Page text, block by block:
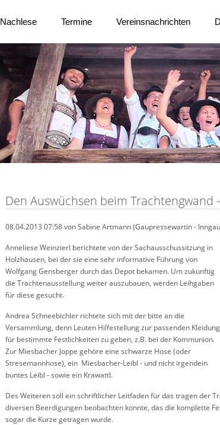
Nachlese Termine Vereinsnachrichten
Den Auswüchsen beim Trachtengwand
08.04.2013 07:58 von Sabine Artmann (Gaupressewartin -
Anneliese Weinzierl berichtete von der Sachausschussitzung in
Holzhausen, bei der sie eine sehr informative Führung von
Wolfgang Gensberger durch das Depot bekamen. Um zukünftig
die Trachtenausstellung weiter auszubauen, werden Leihgaben
für diese gesucht.
Andrea Schneebichler richtete sich mit der bitte an die
Versammlung, denn Leuten Hilfestellung zur passenden
für bestimmte Festlichkeiten zu geben, z.B. bei der Kommunion.
Zur Miesbacher Joppe gehöre eine schwarze Hose (oder
Stresemannhose), ein Miesbacher-Leibl - und nicht irgendein
buntes Leibl - sowie ein Krawattl.
Des Weiteren soll ein schriftlicher Leitfaden für das tragen der
diversen Beerdigungen beobachten konnte, das die komplette
sogar die Kurze getragen wurde.